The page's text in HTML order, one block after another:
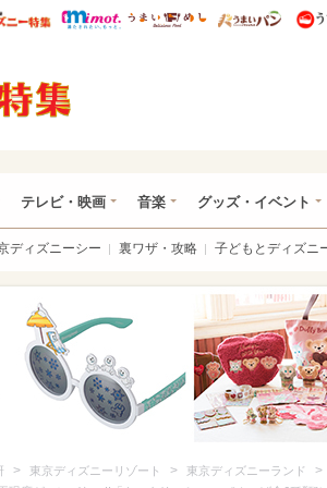
ママ* ウレぴあ総研 ディズニー特集
mimot. うまいめし う
テレビ・映画 音楽 グッズ・イベント
ディズニーシー 裏ワザ・攻略 子どもとディズニ
> 東京ディズニーリゾート > 東京ディズニーランド >